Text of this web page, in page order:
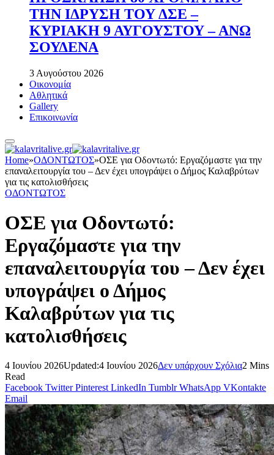
ΤΗΝ ΙΔΡΥΣΗ ΤΟΥ ΔΣΕ –
ΚΥΡΙΑΚΗ 9 ΑΥΓΟΥΣΤΟΥ – ΑΝΩ
ΣΟΥΔΕΝΑ
3 Αυγούστου 2026
Οικονομία
Αθλητικά
Gallery
Επικοινωνία
Home»ΟΔΟΝΤΩΤΟΣ»ΟΣΕ για Οδοντωτό: Εργαζόμαστε για την
επαναλειτουργία του – Δεν έχει υπογράψει ο Δήμος Καλαβρύτων
για τις κατολισθήσεις
ΟΔΟΝΤΩΤΟΣ
ΟΣΕ για Οδοντωτό:
Εργαζόμαστε για την
επαναλειτουργία του – Δεν έχει
υπογράψει ο Δήμος
Καλαβρύτων για τις
κατολισθήσεις
4 Ιουνίου 2026Updated:4 Ιουνίου 2026Δεν υπάρχουν Σχόλια2 Mins
Read
Facebook Twitter Pinterest LinkedIn Tumblr WhatsApp VKontakte
Email